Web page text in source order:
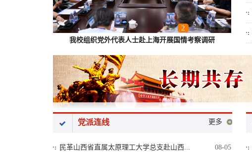
1 2 3 4 5
我校组织党外代表人士赴上海开展国情考察调研
党派连线 更多
民革山西省直属太原理工大学总支赴山西... 08-05